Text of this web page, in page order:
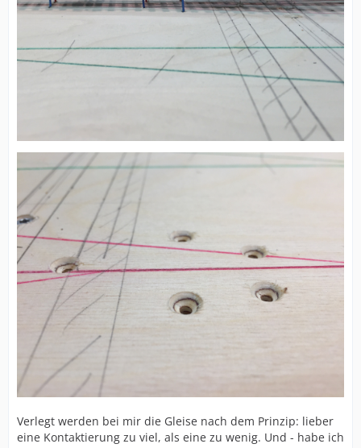
Verlegt werden bei mir die Gleise nach dem Prinzip: lieber
eine Kontaktierung zu viel, als eine zu wenig. Und - habe ich